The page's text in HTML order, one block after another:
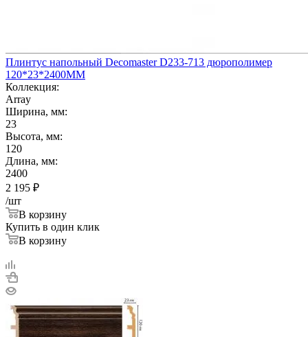
Плинтус напольный Decomaster D233-713 дюрополимер
120*23*2400ММ
Коллекция:
Array
Ширина, мм:
23
Высота, мм:
120
Длина, мм:
2400
2 195 ₽
/шт
В корзину
Купить в один клик
В корзину